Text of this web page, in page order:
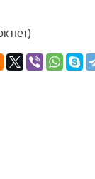
нет)